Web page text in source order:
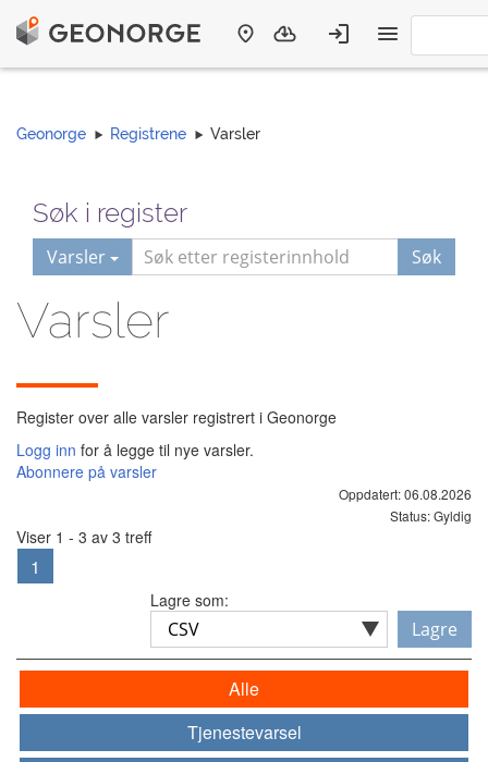
Geonorge Registrene Varsler
Søk i register
Varsler Søk
Varsler
Register over alle varsler registrert i Geonorge
Logg inn for å legge til nye varsler.
Abonnere på varsler
Oppdatert: 06.08.2026
Status: Gyldig
Viser 1 - 3 av 3 treff
1
Lagre som:
Lagre
Alle
Tjenestevarsel